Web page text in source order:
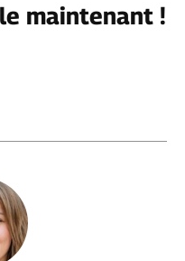
maintenant !